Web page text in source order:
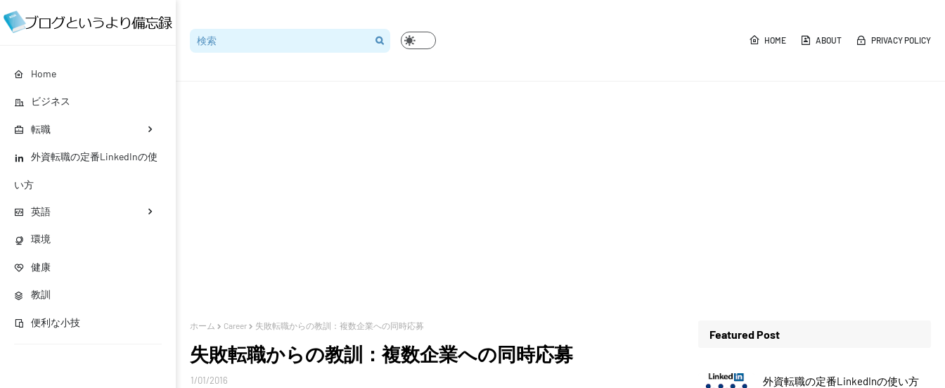
Home
ビジネス
転職
外資転職の定番LinkedInの使
い方
英語
環境
健康
教訓
便利な小技
HOME ABOUT PRIVACY POLICY
ホーム Career 失敗転職からの教訓：複数企業への同時応募
失敗転職からの教訓：複数企業への同時応募
1/01/2016
Featured Post
外資転職の定番LinkedInの使い方